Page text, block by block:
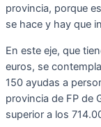
provincia, porque
se hace y hay que
En este eje, que
euros, se
150 ayudas a
provincia de FP de
superior a los